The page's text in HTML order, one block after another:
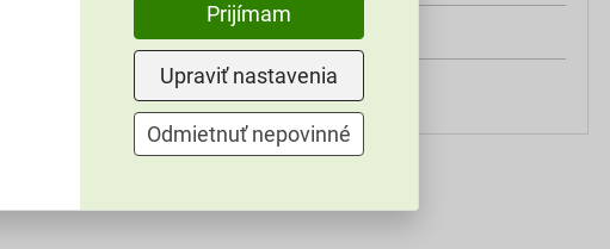
exteriér
štetcom
Prijímam
Upraviť nastavenia
Odmietnuť nepovinné